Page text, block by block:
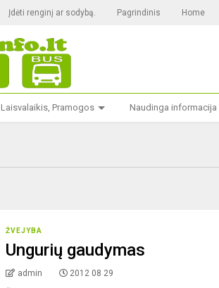
Įdėti renginį ar sodybą. Pagrindinis Home
Laisvalaikis, Pramogos Naudinga informacija
ŽVEJYBA
Ungurių gaudymas
admin 2012 08 29